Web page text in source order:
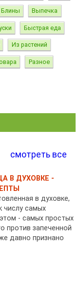
Блины Выпечка
Быстрая еда
Из растений
Разное
смотреть все
В ДУХОВКЕ -
в духовке,
числу самых
- самых простых
против запеченной
давно признано